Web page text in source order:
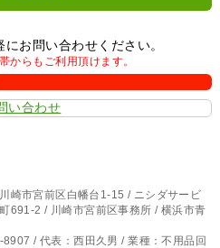
お問い合わせください。
からもご利用頂けます。
崎市宮前区白幡台1-15 / ニシダサービ
691-2 / 川崎市宮前区事務所 / 横浜市青
/ 代表：西田久男 / 業種：不用品回